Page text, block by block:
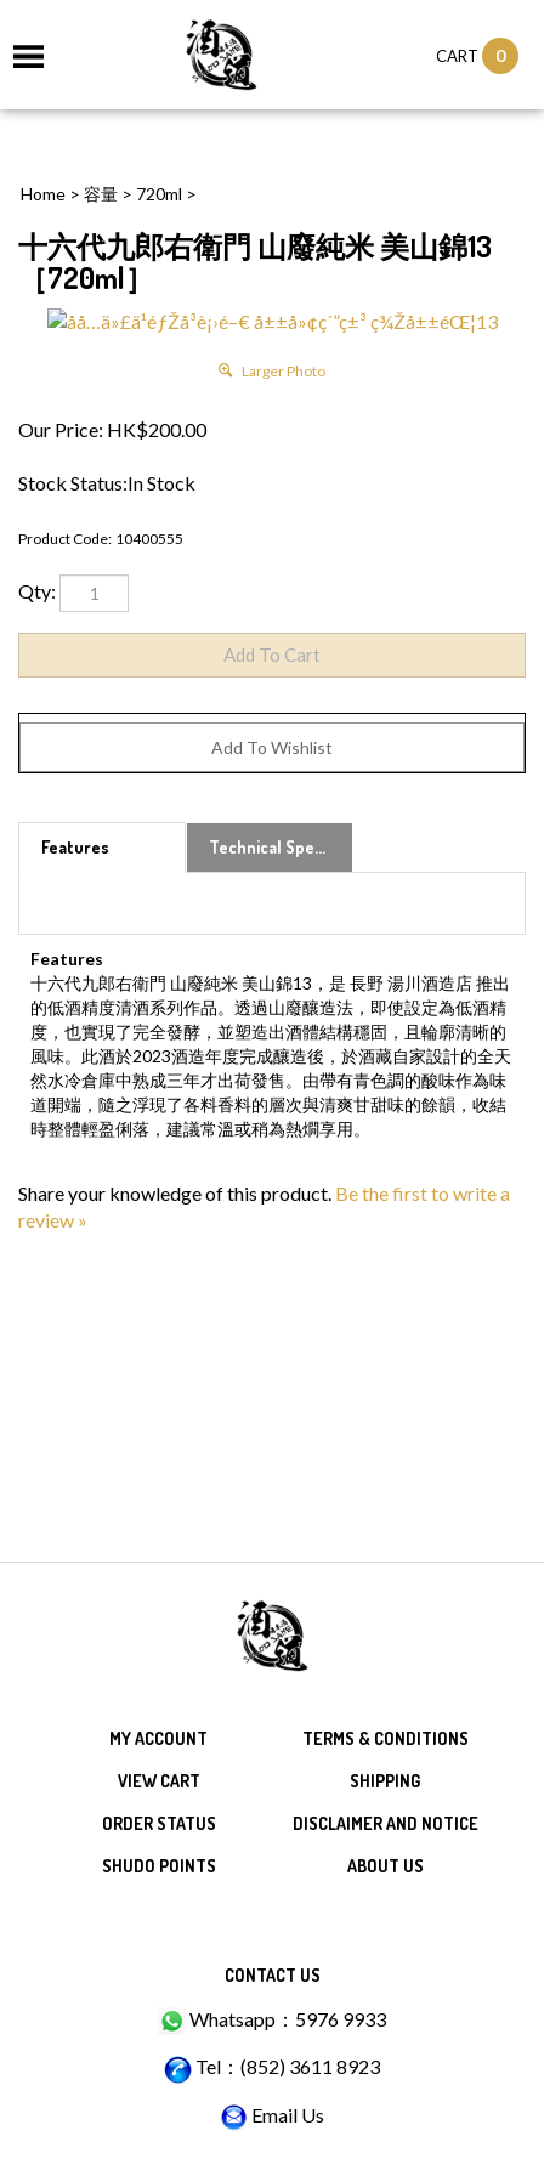
CART 0
Home > 容量 > 720ml >
十六代九郎右衛門 山廢純米 美山錦13
［720ml］
Larger Photo
Our Price: HK$200.00
Stock Status:In Stock
Product Code: 10400555
Qty:
Features Technical Specs
Features
十六代九郎右衛門 山廢純米 美山錦13，是 長野 湯川酒造店 推出
的低酒精度清酒系列作品。透過山廢釀造法，即使設定為低酒精
度，也實現了完全發酵，並塑造出酒體結構穩固，且輪廓清晰的
風味。此酒於2023酒造年度完成釀造後，於酒藏自家設計的全天
然水冷倉庫中熟成三年才出荷發售。由帶有青色調的酸味作為味
道開端，隨之浮現了各料香料的層次與清爽甘甜味的餘韻，收結
時整體輕盈俐落，建議常溫或稍為熱燗享用。
review »
MY ACCOUNT
VIEW CART
ORDER STATUS
SHUDO POINTS
TERMS & CONDITIONS
SHIPPING
DISCLAIMER AND NOTICE
ABOUT US
CONTACT US
Whatsapp：5976 9933
Tel：(852) 3611 8923
Email Us